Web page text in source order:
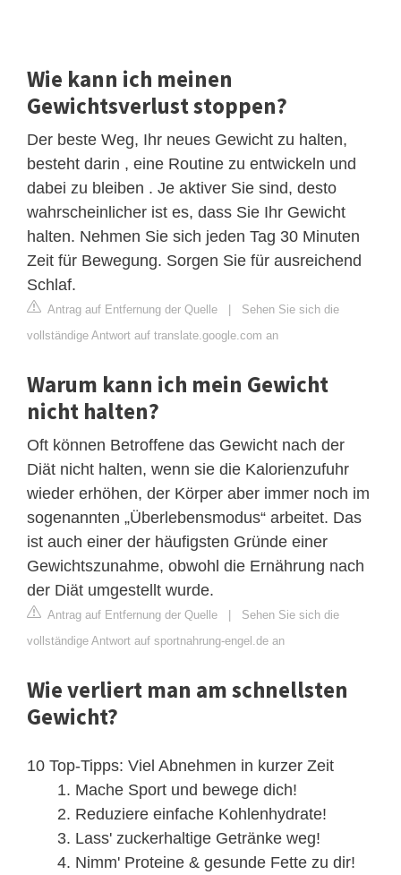
Wie kann ich meinen
Gewichtsverlust stoppen?
Der beste Weg, Ihr neues Gewicht zu halten,
besteht darin , eine Routine zu entwickeln und
dabei zu bleiben . Je aktiver Sie sind, desto
wahrscheinlicher ist es, dass Sie Ihr Gewicht
halten. Nehmen Sie sich jeden Tag 30 Minuten
Zeit für Bewegung. Sorgen Sie für ausreichend
Schlaf.
Antrag auf Entfernung der Quelle | Sehen Sie sich die
vollständige Antwort auf translate.google.com an
Warum kann ich mein Gewicht
nicht halten?
Oft können Betroffene das Gewicht nach der
Diät nicht halten, wenn sie die Kalorienzufuhr
wieder erhöhen, der Körper aber immer noch im
sogenannten „Überlebensmodus“ arbeitet. Das
ist auch einer der häufigsten Gründe einer
Gewichtszunahme, obwohl die Ernährung nach
der Diät umgestellt wurde.
Antrag auf Entfernung der Quelle | Sehen Sie sich die
vollständige Antwort auf sportnahrung-engel.de an
Wie verliert man am schnellsten
Gewicht?
10 Top-Tipps: Viel Abnehmen in kurzer Zeit
Mache Sport und bewege dich!
Reduziere einfache Kohlenhydrate!
Lass' zuckerhaltige Getränke weg!
Nimm' Proteine & gesunde Fette zu dir!